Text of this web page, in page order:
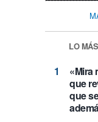
LO
«Mira
que
que